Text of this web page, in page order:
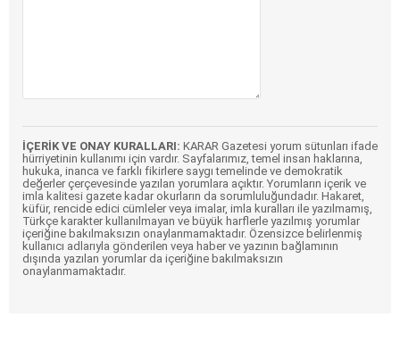
İÇERİK VE ONAY KURALLARI: KARAR Gazetesi yorum sütunları ifade
hürriyetinin kullanımı için vardır. Sayfalarımız, temel insan haklarına,
hukuka, inanca ve farklı fikirlere saygı temelinde ve demokratik
değerler çerçevesinde yazılan yorumlara açıktır. Yorumların içerik ve
imla kalitesi gazete kadar okurların da sorumluluğundadır. Hakaret,
küfür, rencide edici cümleler veya imalar, imla kuralları ile yazılmamış,
Türkçe karakter kullanılmayan ve büyük harflerle yazılmış yorumlar
içeriğine bakılmaksızın onaylanmamaktadır. Özensizce belirlenmiş
kullanıcı adlarıyla gönderilen veya haber ve yazının bağlamının
dışında yazılan yorumlar da içeriğine bakılmaksızın
onaylanmamaktadır.